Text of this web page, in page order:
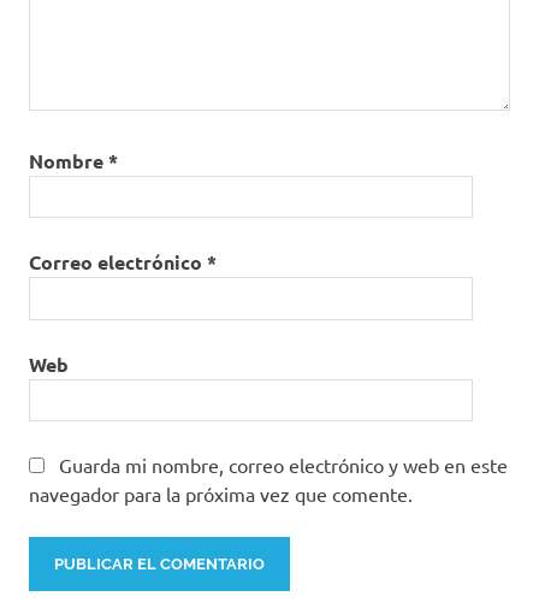
Nombre*
Correo electrónico *
Web
Guarda mi nombre, correo electrónico y web en este
navegador para la próxima vez que comente.